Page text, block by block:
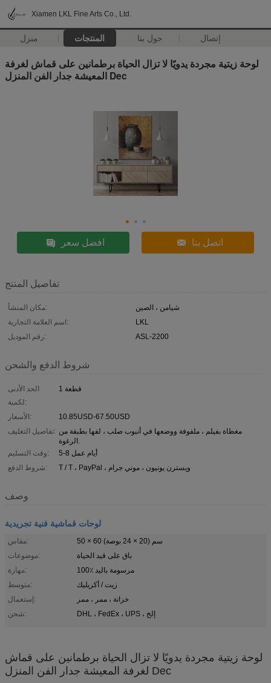
Xiamen LKL Fine Arts Co., Ltd.
منزل المنتجات حول بنا إتصال
لوحة زيتية مجردة يدويًا لا تزال الحياة برطمانين على قماش لغرفة
المعيشة جدار الفن المنزل Dec
افضل سعر اتصل بنا
تفاصيل المنتج
مكان المنشأ:
شيامن ، الصين
اسم العلامة التجارية:
LKL
رقم الموديل:
ASL-2200
شروط الدفع والشحن
الحد الأدنى
لكمية:
1 قطعة
الأسعار:
10.85USD-67.50USD
تفاصيل التغليف: مغطاة بفيلم ، ملفوفة ووضعها في أنبوب صلب ، لفها بطبقة من
الرغوة.
وقت التسليم:
5-8 أيام عمل
شروط الدفع:
T / T ، PayPal ، ويسترن يونيون ، موني جرام
وصف
لوحات قماشية فنية تجريدية
مقاس:
50 × 60 سم (20 × 24 بوصة)
موضوعات:
باق على قيد الحياة
مهارة:
100٪ مرسومة باليد
متوسط:
زيت / أكريليك
إستعمال:
خزانة ، ممر ، ممر
شحن:
DHL ، FedEx ، UPS ، إلخ
لوحة زيتية مجردة يدويًا لا تزال الحياة برطمانين على قماش
لغرفة المعيشة جدار الفن المنزل Dec